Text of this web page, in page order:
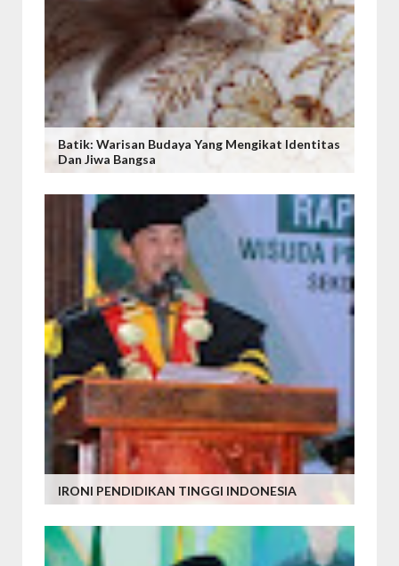
Batik: Warisan Budaya Yang Mengikat Identitas
Dan Jiwa Bangsa
IRONI PENDIDIKAN TINGGI INDONESIA